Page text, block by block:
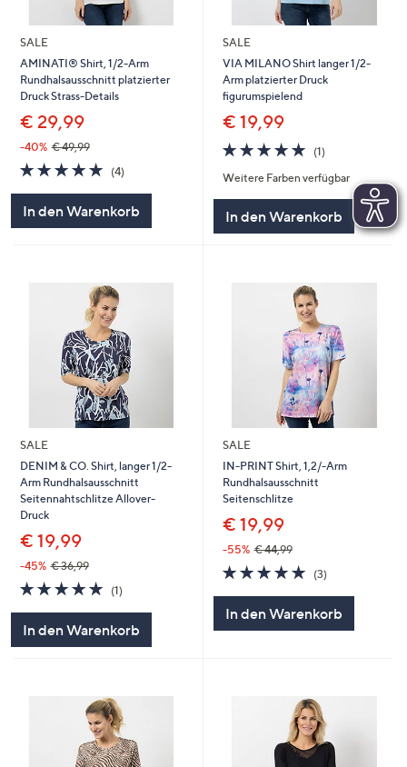
SALE
AMINATI® Shirt, 1/2-Arm
Rundhalsausschnitt platzierter
Druck Strass-Details
€ 29,99
-40% € 49,99
5.0
von
5
(4)
In den Warenkorb
SALE
VIA MILANO Shirt langer 1/2-
Arm platzierter Druck
figurumspielend
€ 19,99
5.0
von
5
(1)1
Weitere Farben verfügbar
In den Warenkorb
SALE
DENIM & CO. Shirt, langer 1/2-
Arm Rundhalsausschnitt
Seitennahtschlitze Allover-
Druck
€ 19,99
-45% € 36,99
5.0
von
5
(1)
In den Warenkorb
SALE
IN-PRINT Shirt, 1,2/-Arm
Rundhalsausschnitt
Seitenschlitze
€ 19,99
-55% € 44,99
5.0
von
(3)3
In den Warenkorb